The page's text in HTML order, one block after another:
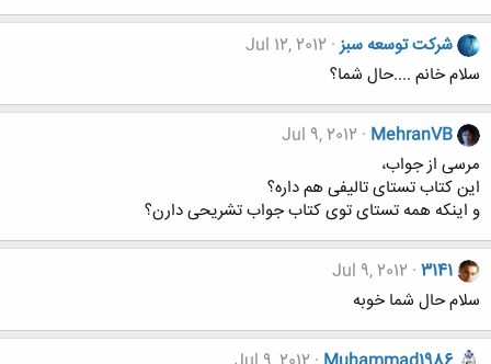
شرکت توسعه سبز Jul 12, 2012
سلام خانم ....حال شما؟
MehranVB
Jul 9, 2012
مرسی از جواب،
این کتاب تستای تالیفی هم داره؟
و اینکه همه تستای توی کتاب جواب تشریحی دارن؟
3141
Jul 9, 2012
سلام حال شما خوبه